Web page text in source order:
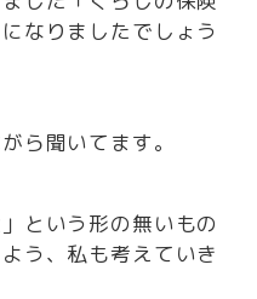
なりましたでしょう
ら聞いてます。
という形の無いもの
う、私も考えていき